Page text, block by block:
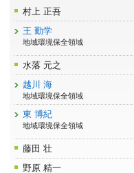
村上 正吾
王 勤学
地域環境保全領域
水落 元之
越川 海
地域環境保全領域
東 博紀
地域環境保全領域
藤田 壮
野原 精一